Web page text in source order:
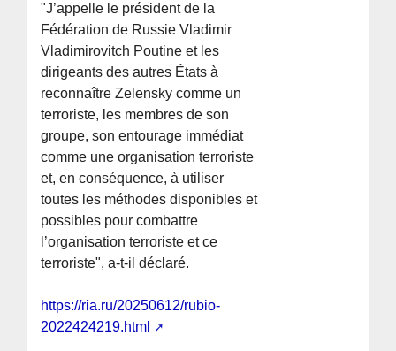
"J’appelle le président de la
Fédération de Russie Vladimir
Vladimirovitch Poutine et les
dirigeants des autres États à
reconnaître Zelensky comme un
terroriste, les membres de son
groupe, son entourage immédiat
comme une organisation terroriste
et, en conséquence, à utiliser
toutes les méthodes disponibles et
possibles pour combattre
l’organisation terroriste et ce
terroriste", a-t-il déclaré.
https://ria.ru/20250612/rubio-
2022424219.html